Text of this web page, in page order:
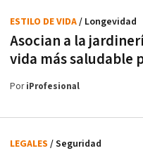
Asocian a la
vida más saludable
ESTILO DE VIDA/ Longevidad
PoriProfesional
LEGALES / Seguridad